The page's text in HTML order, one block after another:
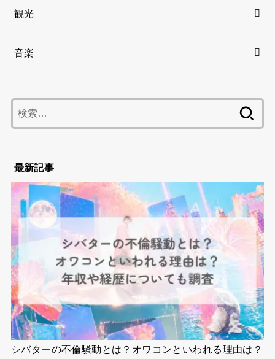
観光
音楽
索:
最新記事
シバターの不倫騒動とは？オワコンといわれる理由は？